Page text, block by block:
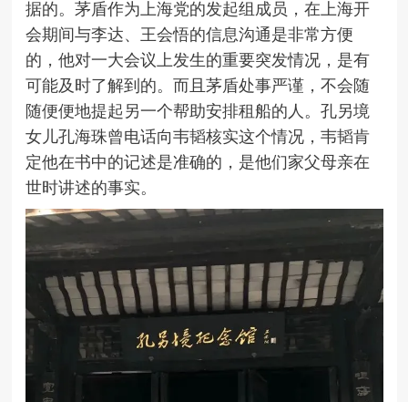
据的。茅盾作为上海党的发起组成员，在上海开
会期间与李达、王会悟的信息沟通是非常方便
的，他对一大会议上发生的重要突发情况，是有
可能及时了解到的。而且茅盾处事严谨，不会随
随便便地提起另一个帮助安排租船的人。孔另境
女儿孔海珠曾电话向韦韬核实这个情况，韦韬肯
定他在书中的记述是准确的，是他们家父母亲在
世时讲述的事实。